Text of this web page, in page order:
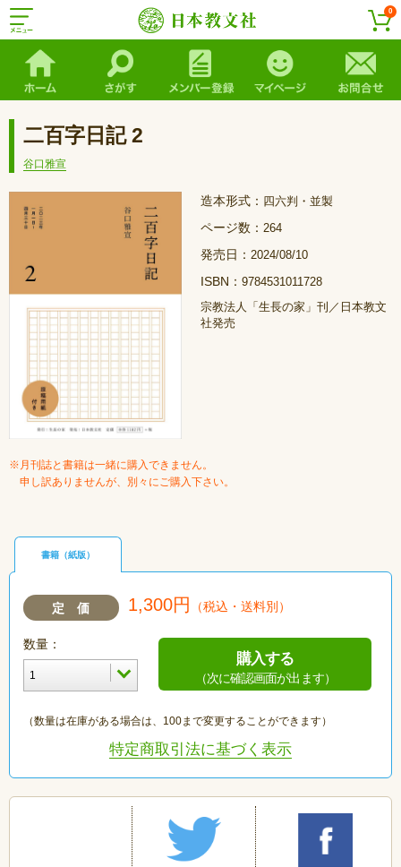
0
二百字日記 2
谷口雅宣
造本形式： 四六判・並製
ページ数： 264
発売日： 2024/08/10
ISBN： 9784531011728
宗教法人「生長の家」刊／日本教文
社発売
※月刊誌と書籍は一緒に購入できません。
申し訳ありませんが、別々にご購入下さい。
書籍（紙版）
定 価 1,300円 （税込・送料別）
数量：
購入する
（次に確認画面が出ます）
（数量は在庫がある場合は、100まで変更することができます）
特定商取引法に基づく表示